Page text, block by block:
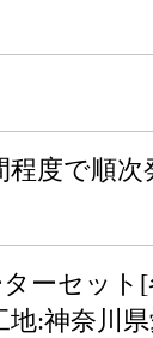
程度で
ーセット[
:神奈川